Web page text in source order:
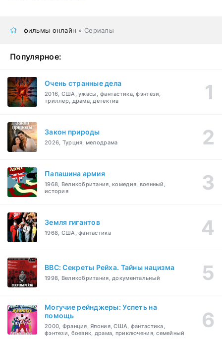
фильмы онлайн » Сериалы
Популярное:
Очень странные дела
2016, США, ужасы, фантастика, фэнтези,
триллер, драма, детектив
Закон природы
2026, Турция, мелодрама
Папашина армия
1968, Великобритания, комедия, военный,
история
Земля гигантов
1968, США, фантастика
BBC: Секреты Рейха. Тайны нацизма
1998, Великобритания, документальный
Могучие рейнджеры: Успеть на
помощь
2000, Франция, Япония, США, фантастика,
фэнтези, боевик, драма, приключения, семейный